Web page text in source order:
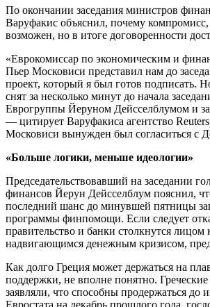
По окончании заседания министров
Варуфакис объяснил, почему компромисс,
возможен, но в итоге договоренности
«Еврокомиссар по экономическим и
Пьер Московиси представил нам до
проект, который я был готов подписать.
снят за несколько минут до начала
Еврогруппы Йеруном Дейсселблумом и
— цитирует Варуфакиса агентство
Московиси вынужден был согласиться с
«Больше логики, меньше идеологии»
Председательствовавший на заседании
финансов Йерун Дейсселблум пояснил,
последний шанс до минувшей пятницы
программы финпомощи. Если следует
правительство и банки столкнутся лицом
надвигающимся денежным кризисом,
Как долго Греция может держаться на
поддержки, не вполне понятно. Греческие
заявляли, что способны продержаться
Евростата на декабрь прошлого года,